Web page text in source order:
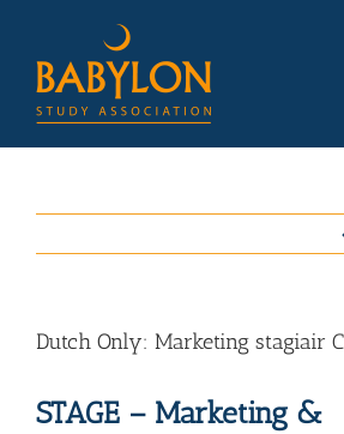
content
Dutch Only: Marketing stagiair
STAGE – Marketing &